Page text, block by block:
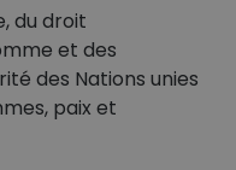
du droit
et des
des Nations unies
paix et